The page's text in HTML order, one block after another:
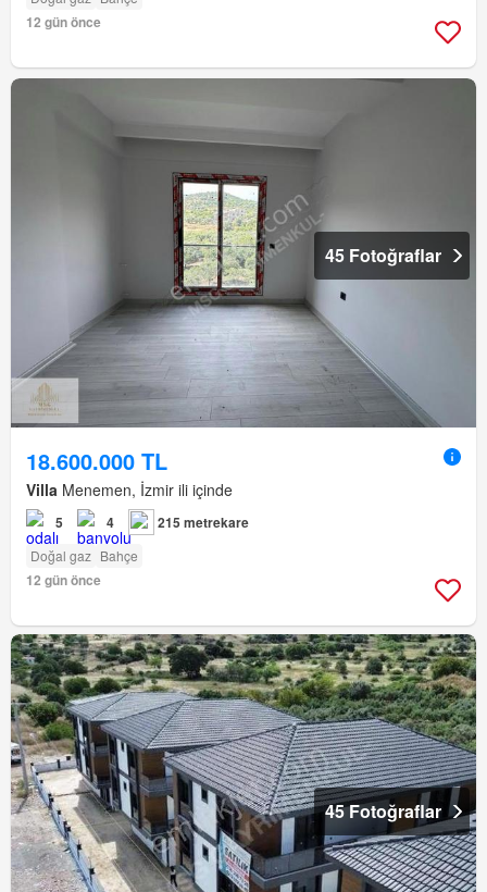
12 gün önce
45 Fotoğraflar
18.600.000 TL
Villa Menemen, İzmir ili içinde
5 4 215 metrekare
Doğal gaz Bahçe
12 gün önce
45 Fotoğraflar